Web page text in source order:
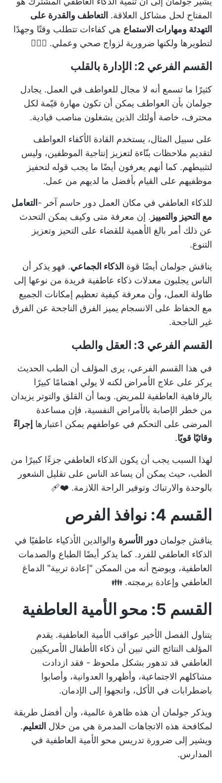
المفتاح لحل مشاكل العلاقة. التعاطف والقدرة على
التهدئة ومهارات الاستماع هي كفاءات تتطلب وقتًا وجهدًا
لتطويرها ولكنها ضرورية لزواج صحي وعملي. 👩‍❤️‍👨
القسم الفرعي 2: الإدارة بالقلب
كثيرًا ما تسمع أنه لا مجال للعواطف في العمل. يجادل
جولمان بأن العواطف يمكن أن تكون مهارة قيّمة لكل
محترف، خاصة أولئك الذين يشغلون مناصب قيادية.
على سبيل المثال، يستخدم القادة الأكفاء العواطف
لتقديم ملاحظات بنّاءة لتعزيز إنتاجية الموظفين، وليس
لتثبيطهم. كما أنهم يعرفون أيضًا ما يجب قوله لتحفيز
موظفيهم على القيام بأفضل ما لديهم من عمل.
للذكاء العاطفي في مكان العمل دور حاسم آخر - التعامل
مع التحيز والتمييز . إن معرفة متى وكيف يمكن التحدث
عن ذلك أمر بالغ الأهمية للقضاء على التحيز وتعزيز
التنوع.
يناقش جولمان أيضًا قوة الذكاء الجماعي. فهو يذكر أن
الناس يجلبون معدلات ذكاء عاطفية فريدة من نوعها إلى
طاولة العمل، وأن معرفة كيفية تعظيم إمكانات الجميع
مع الحفاظ على الانسجام يميز الفرق الناجحة عن الفرق
غير الناجحة.
القسم الفرعي 3: العقل والطب
في هذا القسم الفرعي، يرى المؤلف أن الطب الحديث
يركز على علاج الأمراض لكنه لا يولي اهتمامًا كبيرًا
بالرفاهية العاطفية للمريض. وبما أن القلق والتوتر يزيدان
من خطر الإصابة بالأمراض النفسية، فإن مساعدة
المرضى على التحكم في عواطفهم يمكن اعتبارها إجراءً
وقائيًا قويًا.
لهذا السبب يجب أن يكون الذكاء العاطفي جزءًا كبيرًا من
الطب، حيث يمكن أن يساعد الناس على تقليل الشعور
بالوحدة والارتباك وتوفير الراحة اللازمة. ❤️‍🩹
القسم 4: نوافذ الفرص
يناقش جولمان دور الأسرة والوالدين الأذكياء عاطفيًا في
الذكاء العاطفي للفرد. كما يذكر أيضًا الطباع والصدمات
العاطفية، ويوضح أنه من الممكن "إعادة تربية" الدماغ
العاطفي وإعادة برمجته. 👪
القسم 5: محو الأمية العاطفية
يتناول الفصل الأخير عواقب الأمية العاطفية. يقدم
المؤلف النتائج التي تبين أن ذكاء الأطفال الأمريكيين
العاطفي قد تدهور بشكل ملحوظ - فقد ازدادت
مشاكلهم الاجتماعية، وأظهروا العدوانية، وأصابوا
باضطرابات في الأكل، واتجهوا إلى الإدمان.
ويذكر جولمان أن هذه ظاهرة عالمية، وأن أفضل طريقة
لمكافحة هذه الاتجاهات المدمرة هي من خلال التعليم.
ويشير إلى ضرورة تدريس محو الأمية العاطفية في
المدارس.